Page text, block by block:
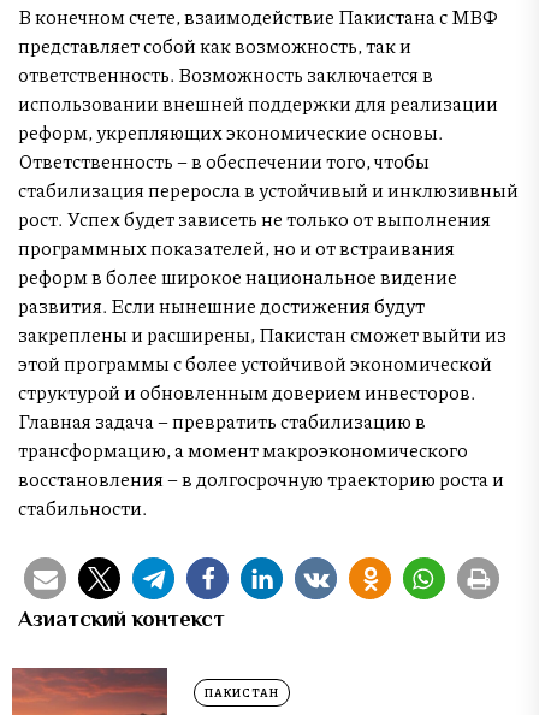
В конечном счете, взаимодействие Пакистана с МВФ
представляет собой как возможность, так и
ответственность. Возможность заключается в
использовании внешней поддержки для реализации
реформ, укрепляющих экономические основы.
Ответственность – в обеспечении того, чтобы
стабилизация переросла в устойчивый и инклюзивный
рост. Успех будет зависеть не только от выполнения
программных показателей, но и от встраивания
реформ в более широкое национальное видение
развития. Если нынешние достижения будут
закреплены и расширены, Пакистан сможет выйти из
этой программы с более устойчивой экономической
структурой и обновленным доверием инвесторов.
Главная задача – превратить стабилизацию в
трансформацию, а момент макроэкономического
восстановления – в долгосрочную траекторию роста и
стабильности.
Азиатский контекст
ПАКИСТАН